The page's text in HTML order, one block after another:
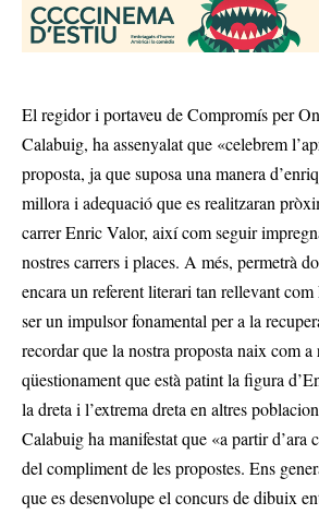
El regidor i portaveu de Compromís per
Calabuig, ha assenyalat que «celebrem
proposta, ja que suposa una manera
millora i adequació que es realitzaran
carrer Enric Valor, així com seguir
nostres carrers i places. A més, permetrà
encara un referent literari tan rellevant
ser un impulsor fonamental per a la
recordar que la nostra proposta naix com a
qüestionament que està patint la figura
la dreta i l’extrema dreta en altres
Calabuig ha manifestat que «a partir d’ara
del compliment de les propostes. Ens
que es desenvolupe el concurs de dibuix